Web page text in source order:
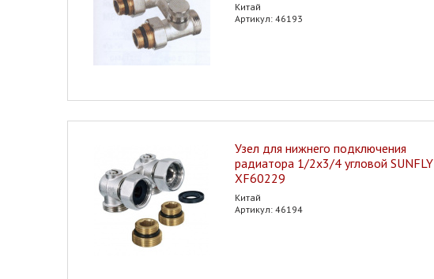
Китай
Артикул: 46193
Узел для нижнего подключения
радиатора 1/2x3/4 угловой SUNFLY
XF60229
Китай
Артикул: 46194